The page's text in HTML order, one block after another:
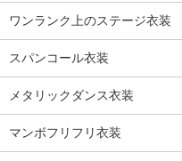
ワンランク上のステージ衣装
スパンコール衣装
メタリックダンス衣装
マンボフリフリ衣装